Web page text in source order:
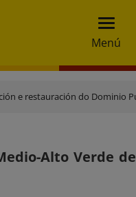
Menú
e restauración do Dominio
Alto Verde de